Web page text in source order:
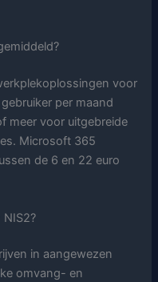
voor
per maand
meer voor uitgebreide
Microsoft 365
de 6 en 22 euro
in aangewezen
omvang- en